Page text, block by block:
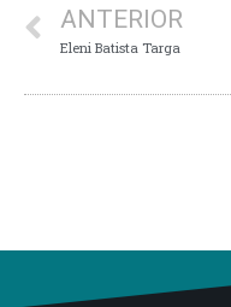
ANTERIOR
Eleni Batista Targa